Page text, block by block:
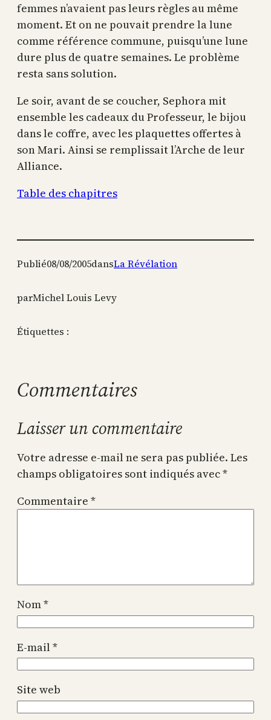
femmes n’avaient pas leurs règles au même
moment. Et on ne pouvait prendre la lune
comme référence commune, puisqu’une lune
dure plus de quatre semaines. Le problème
resta sans solution.
Le soir, avant de se coucher, Sephora mit
ensemble les cadeaux du Professeur, le bijou
dans le coffre, avec les plaquettes offertes à
son Mari. Ainsi se remplissait l’Arche de leur
Alliance.
Table des chapitres
Publié08/08/2005dansLa Révélation
parMichel Louis Levy
Étiquettes :
Commentaires
Laisser un commentaire
Votre adresse e-mail ne sera pas publiée. Les
champs obligatoires sont indiqués avec*
Commentaire *
Nom*
E-mail*
Site web